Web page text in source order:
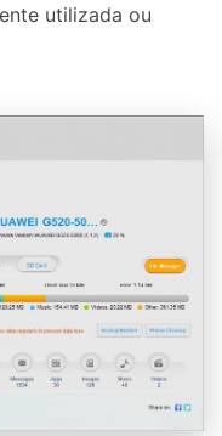
utilizada ou